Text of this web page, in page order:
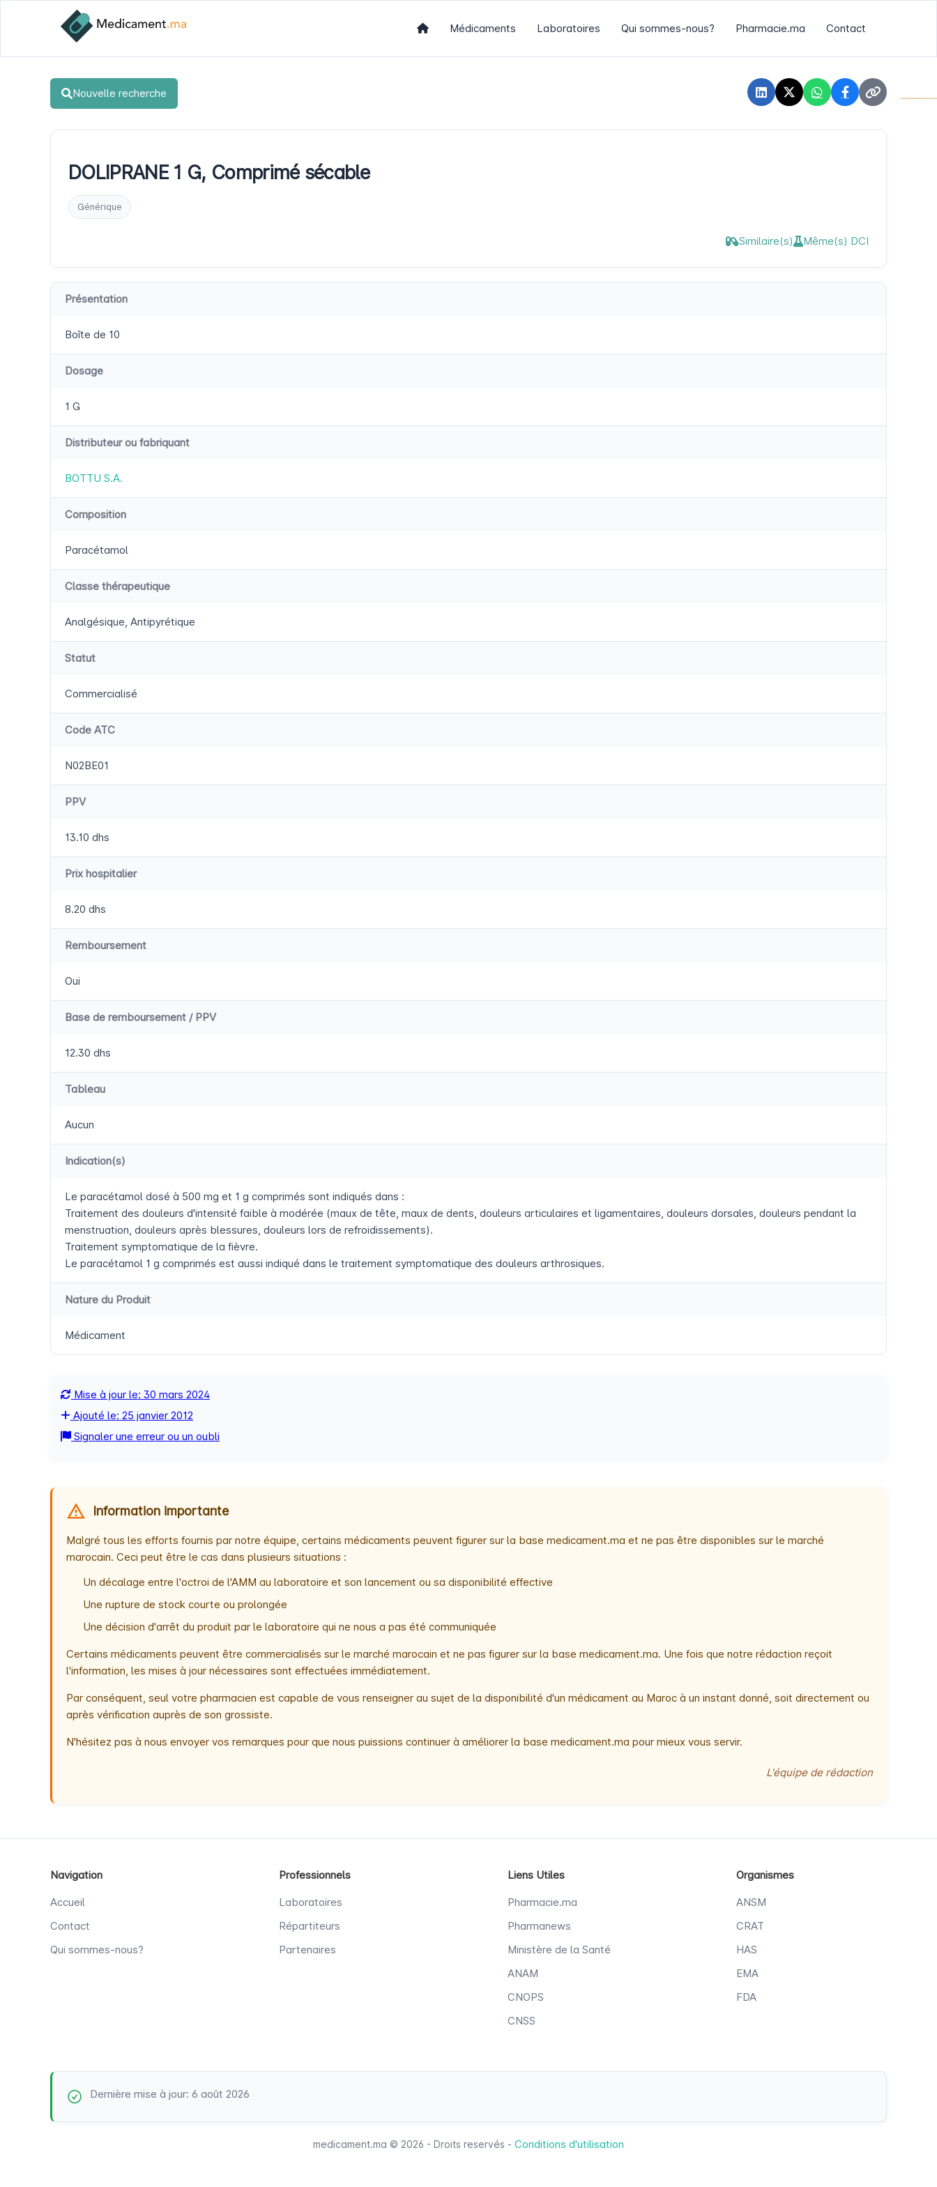
Médicaments Laboratoires Qui sommes-nous? Pharmacie.ma Contact
Nouvelle recherche
DOLIPRANE 1 G, Comprimé sécable
Générique
Similaire(s) Même(s) DCI
Présentation
Boîte de 10
Dosage
1 G
Distributeur ou fabriquant
BOTTU S.A.
Composition
Paracétamol
Classe thérapeutique
Analgésique, Antipyrétique
Statut
Commercialisé
Code ATC
N02BE01
PPV
13.10 dhs
Prix hospitalier
8.20 dhs
Remboursement
Oui
Base de remboursement / PPV
12.30 dhs
Tableau
Aucun
Indication(s)
Le paracétamol dosé à 500 mg et 1 g comprimés sont indiqués dans :
Traitement des douleurs d'intensité faible à modérée (maux de tête, maux de dents, douleurs articulaires et ligamentaires, douleurs dorsales, douleurs pendant la
menstruation, douleurs après blessures, douleurs lors de refroidissements).
Traitement symptomatique de la fièvre.
Le paracétamol 1 g comprimés est aussi indiqué dans le traitement symptomatique des douleurs arthrosiques.
Nature du Produit
Médicament
Mise à jour le: 30 mars 2024
Ajouté le: 25 janvier 2012
Signaler une erreur ou un oubli
Information importante
Malgré tous les efforts fournis par notre équipe, certains médicaments peuvent figurer sur la base medicament.ma et ne pas être disponibles sur le marché
marocain. Ceci peut être le cas dans plusieurs situations :
Un décalage entre l'octroi de l'AMM au laboratoire et son lancement ou sa disponibilité effective
Une rupture de stock courte ou prolongée
Une décision d'arrêt du produit par le laboratoire qui ne nous a pas été communiquée
Certains médicaments peuvent être commercialisés sur le marché marocain et ne pas figurer sur la base medicament.ma. Une fois que notre rédaction reçoit
l'information, les mises à jour nécessaires sont effectuées immédiatement.
Par conséquent, seul votre pharmacien est capable de vous renseigner au sujet de la disponibilité d'un médicament au Maroc à un instant donné, soit directement ou
après vérification auprès de son grossiste.
N'hésitez pas à nous envoyer vos remarques pour que nous puissions continuer à améliorer la base medicament.ma pour mieux vous servir.
L'équipe de rédaction
Navigation
Accueil
Contact
Qui sommes-nous?
Professionnels
Laboratoires
Répartiteurs
Partenaires
Liens Utiles
Pharmacie.ma
Pharmanews
Ministère de la Santé
ANAM
CNOPS
CNSS
Organismes
ANSM
CRAT
HAS
EMA
FDA
Dernière mise à jour: 6 août 2026
medicament.ma © 2026 - Droits reservés - Conditions d'utilisation